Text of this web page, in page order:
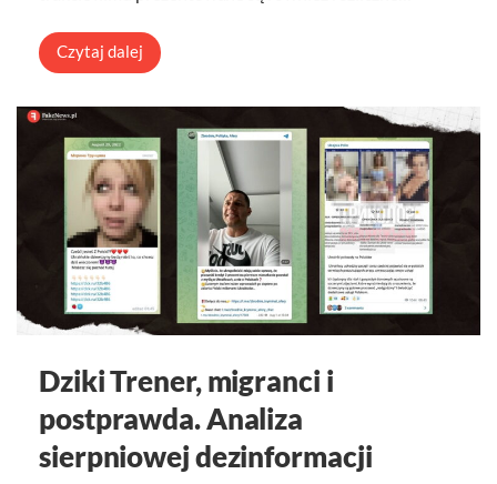
Czytaj dalej
Dziki Trener, migranci i
postprawda. Analiza
sierpniowej dezinformacji